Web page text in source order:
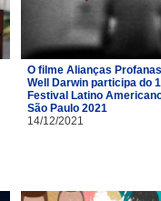
O filme Alianças
Well Darwin participa do
Festival Latino
São Paulo 2021
14/12/2021